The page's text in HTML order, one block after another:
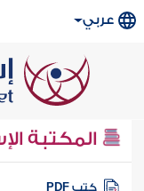
عربي
المكتبة